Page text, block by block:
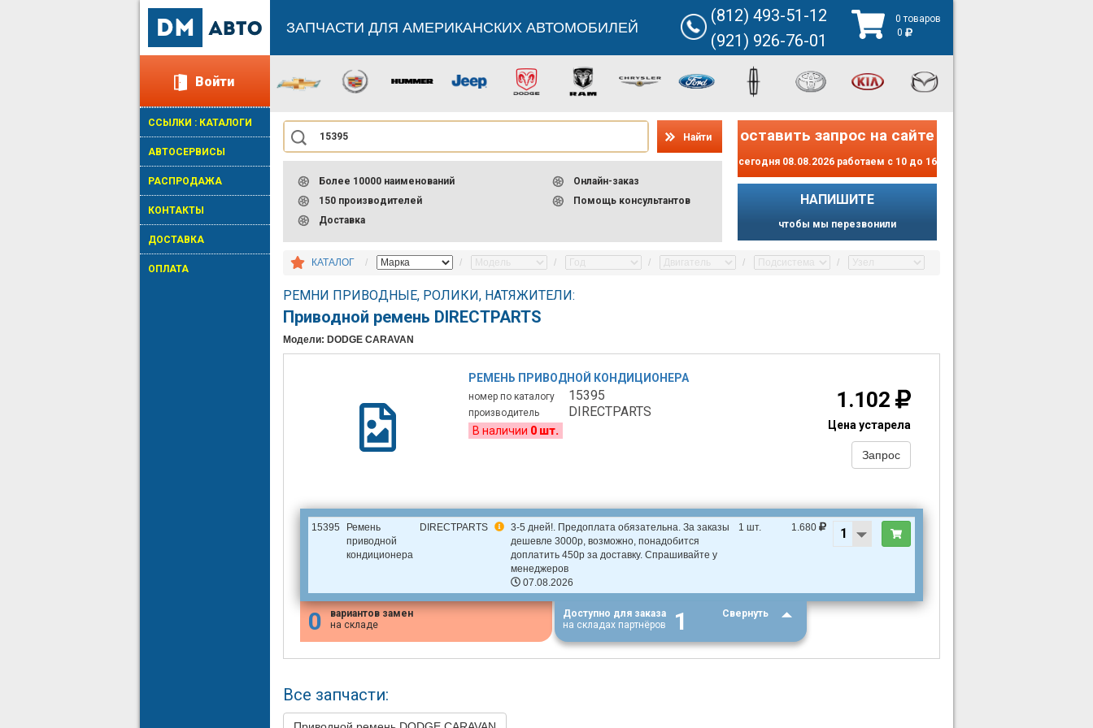
Войти
ССЫЛКИ : КАТАЛОГИ
АВТОСЕРВИСЫ
РАСПРОДАЖА
КОНТАКТЫ
ДОСТАВКА
ОПЛАТА
ЗАПЧАСТИ ДЛЯ АМЕРИКАНСКИХ АВТОМОБИЛЕЙ
(812) 493-51-12
(921) 926-76-01
0 товаров
0
Найти
Более 10000 наименований
150 производителей
Доставка
Онлайн-заказ
Помощь консультантов
оставить запрос на сайте
сегодня 08.08.2026 работаем с 10 до 16
НАПИШИТЕ
чтобы мы перезвонили
КАТАЛОГ
РЕМНИ ПРИВОДНЫЕ, РОЛИКИ, НАТЯЖИТЕЛИ:
Приводной ремень DIRECTPARTS
Модели: DODGE CARAVAN
РЕМЕНЬ ПРИВОДНОЙ КОНДИЦИОНЕРА
номер по каталогу 15395
производитель DIRECTPARTS
В наличии 0 шт.
1.102
Цена устарела
Запрос
15395
Ремень
приводной
кондиционера
DIRECTPARTS
3-5 дней!. Предоплата обязательна. За заказы
дешевле 3000р, возможно, понадобится
доплатить 450р за доставку. Спрашивайте у
менеджеров
07.08.2026
1 шт. 1.680
0
вариантов замен
на складе
Доступно для заказа
на складах партнёров
1 Свернуть
Все запчасти: